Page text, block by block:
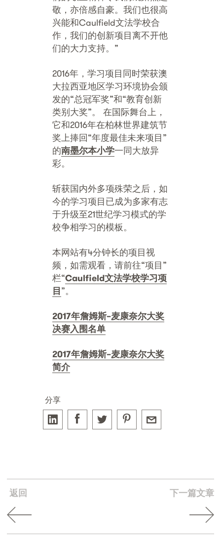
敬，亦倍感自豪。我们也很高
兴能和Caulfield文法学校合
作，我们的创新项目离不开他
们的大力支持。”
2016年，学习项目同时荣获澳
大拉西亚地区学习环境协会颁
发的“总冠军奖”和“教育创新
类别大奖”。 在国际舞台上，
它和2016年在柏林世界建筑节
奖上捧回“年度最佳未来项目”
的南墨尔本小学一同大放异
彩。
斩获国内外多项殊荣之后，如
今的学习项目已成为多家有志
于升级至21世纪学习模式的学
校争相学习的模板。
本网站有4分钟长的项目视
频，如需观看，请前往“项目”
栏“Caulfield文法学校学习项
目”。
2017年詹姆斯–麦康奈尔大奖
决赛入围名单
2017年詹姆斯–麦康奈尔大奖
简介
分享
返回 下一篇文章